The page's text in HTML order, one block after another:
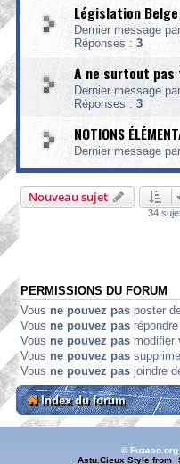
Législation
Dernier message par
Réponses : 3
A ne surtout pas
Dernier message par
Réponses : 3
NOTIONS
Dernier message par
Nouveau sujet
34
PERMISSIONS DU FORUM
Vous ne pouvez pas poster
Vous ne pouvez pas
Vous ne pouvez pas modifier
Vous ne pouvez pas
Vous ne pouvez pas joindre
Index du forum
© Fuzeao.org
Astu.Cieux Style from *